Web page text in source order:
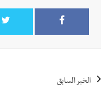
الخبر السابق